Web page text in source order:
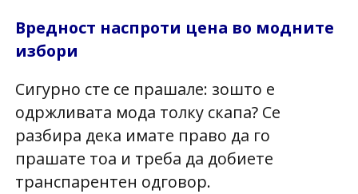
Вредност наспроти цена во модните
избори
Сигурно сте се прашале: зошто е
одржливата мода толку скапа? Се
разбира дека имате право да го
прашате тоа и треба да добиете
транспарентен одговор.